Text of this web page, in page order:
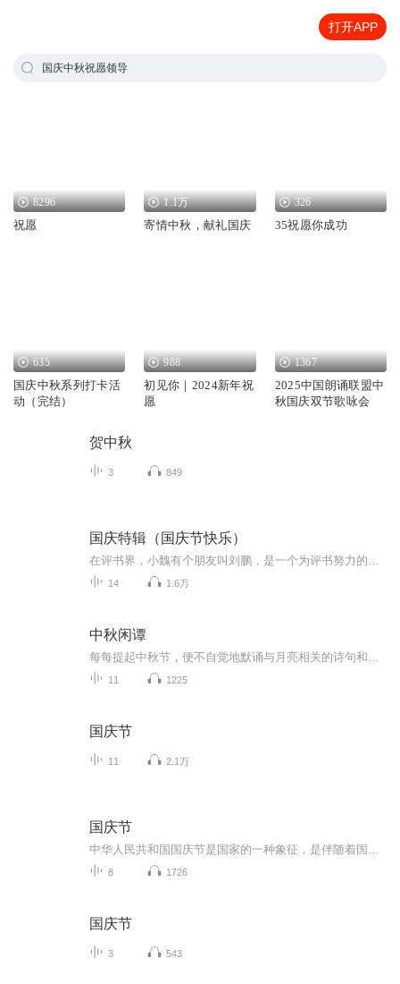
打开APP
国庆中秋祝愿领导
8296
祝愿
1.1万
寄情中秋，献礼国庆
326
35祝愿你成功
635
国庆中秋系列打卡活
动（完结）
988
初见你｜2024新年祝
愿
1367
2025中国朗诵联盟中
秋国庆双节歌咏会
贺中秋
3 849
国庆特辑（国庆节快乐）
14 1.6万
中秋闲谭
11 1225
国庆节
11 2.1万
国庆节
8 1726
国庆节
3 543